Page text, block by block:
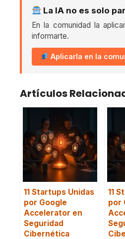
La IA no es solo
En la comunidad la
informarte.
Aplicarla en la
Artículos
11 Startups Unidas
por Google
Accelerator en
Seguridad
Cibernética
11
por